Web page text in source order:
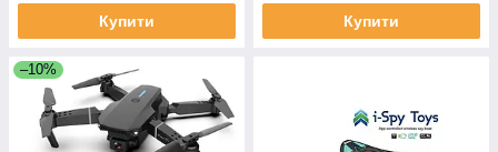
Купити Купити
–10%